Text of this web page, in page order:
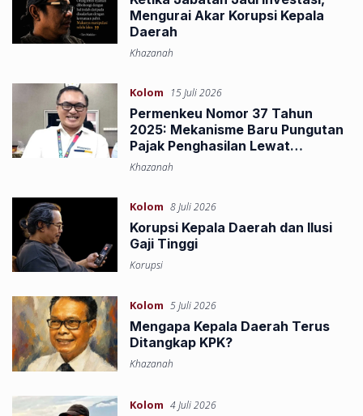
Mengurai Akar Korupsi Kepala
Daerah
Khazanah
Kolom 15 Juli 2026
Permenkeu Nomor 37 Tahun
2025: Mekanisme Baru Pungutan
Pajak Penghasilan Lewat
Marketplace
Khazanah
Kolom 8 Juli 2026
Korupsi Kepala Daerah dan Ilusi
Gaji Tinggi
Korupsi
Kolom 5 Juli 2026
Mengapa Kepala Daerah Terus
Ditangkap KPK?
Khazanah
Kolom 4 Juli 2026